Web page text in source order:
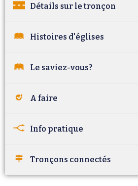
Détails sur le tronçon
Histoires d'églises
Le saviez-vous?
A faire
Info pratique
Tronçons connectés